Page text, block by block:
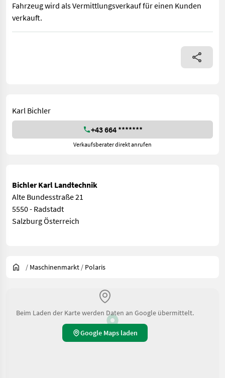
Fahrzeug wird als Vermittlungsverkauf für einen Kunden
verkauft.
Polaris Sportsman 570 Touring mit Camso T4S
Karl Bichler
+43 664 *******
Verkaufsberater direkt anrufen
Bichler Karl Landtechnik
Alte Bundesstraße 21
5550 - Radstadt
Salzburg Österreich
/ Maschinenmarkt / Polaris
Beim Laden der Karte werden Daten an Google übermittelt.
Google Maps laden